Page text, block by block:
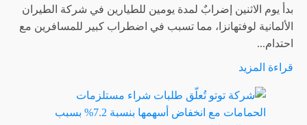
في
القناة
بدأ يوم الاثنين إضرابٌ لمدة يومين للطيارين في شركة الطيران
الألمانية لوفتهانزا، مما تسبب في اضطراب كبير للمسافرين مع
احتدام...
قراءة المزيد
عن
إلغاء